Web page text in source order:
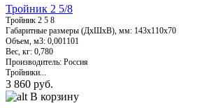
Тройник 2 5/8
Тройник 2 5 8
Габаритные размеры (ДхШхВ), мм: 143х110х70
Объем, м3: 0,001101
Вес, кг: 0,780
Производитель: Россия
Тройники...
3 860 руб.
В корзину